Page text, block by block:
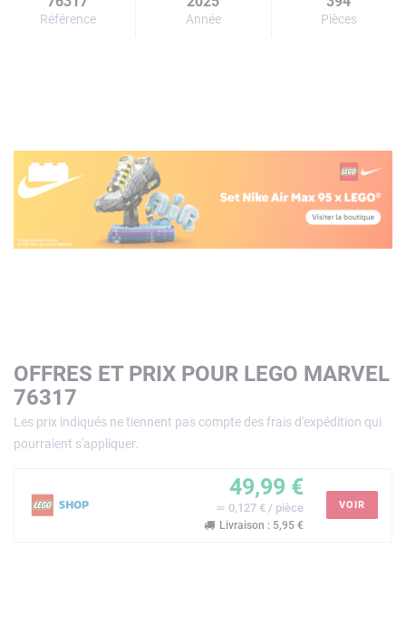
Référence Année Pièces
OFFRES ET PRIX POUR LEGO MARVEL
76317
Les prix indiqués ne tiennent pas compte des frais d'expédition qui
pourraient s'appliquer.
49,99 €
≃ 0,127 € / pièce
Livraison : 5,95 €
VOIR